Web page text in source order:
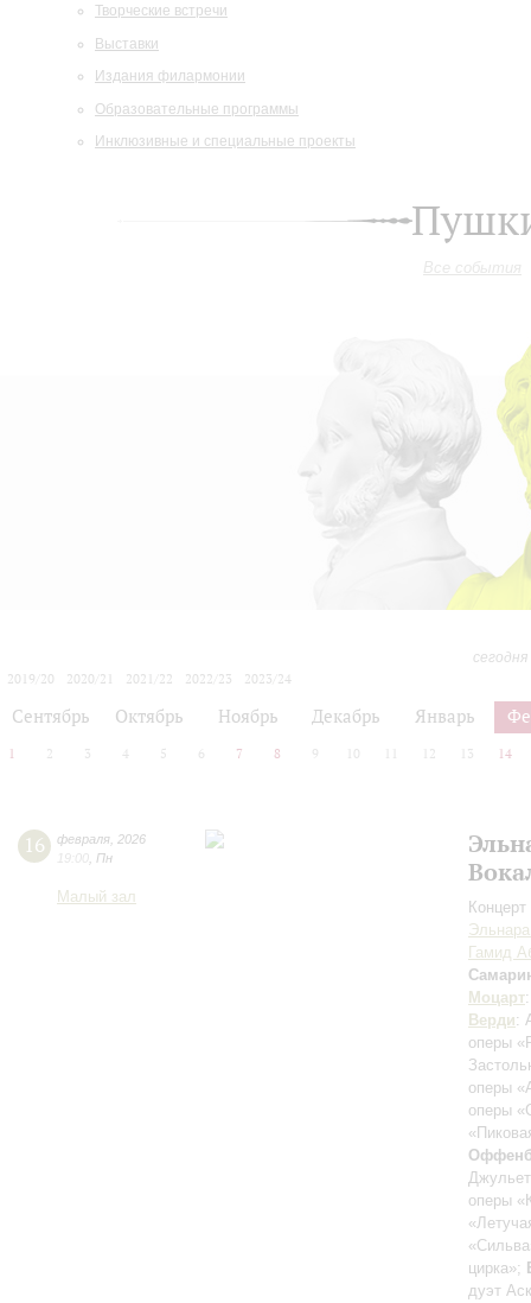
Творческие встречи
Выставки
Издания филармонии
Образовательные программы
Инклюзивные и специальные проекты
Все события
2019/20
2020/21 2021/22 2022/23
2023/24
Сентябрь Октябрь Ноябрь Декабрь Январь
1 2 3 4 5 6 7 8 9 10 12 13 14
16 февраля 2026
19:00 Пн
Малый зал
Гамид
Моцарт
Верди:
оперы
оперы
оперы
оперы
цирка»;
дуэт